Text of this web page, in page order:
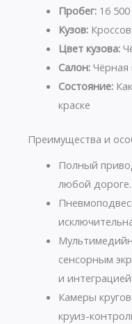
Пробег:16 500
Кузов:
Цвет кузова:
Салон:Чёрная
Состояние:
краске
Преимущества и
Полный
любой дороге.
сенсорным
и
Камеры
круиз-